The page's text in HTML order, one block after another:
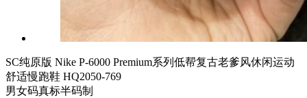
SC纯原版 Nike P-6000 Premium系列低帮复古老爹风休闲运动
舒适慢跑鞋 HQ2050-769
男女码真标半码制